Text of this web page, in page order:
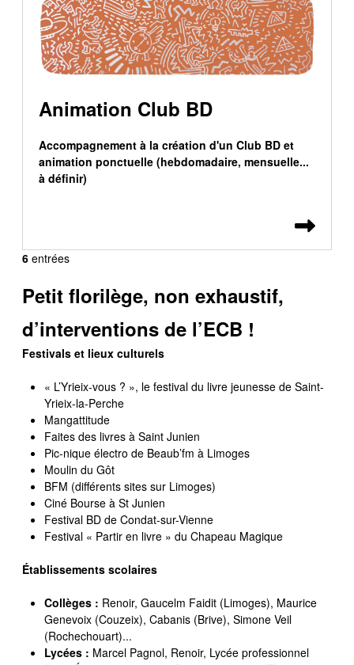
Animation Club BD
Accompagnement à la création d'un Club BD et
animation ponctuelle (hebdomadaire, mensuelle...
à définir)
Lire
6 entrées
Petit florilège, non exhaustif,
d’interventions de l’ECB !
Festivals et lieux culturels
« L’Yrieix-vous ? », le festival du livre jeunesse de Saint-
Yrieix-la-Perche
Mangattitude
Faites des livres à Saint Junien
Pic-nique électro de Beaub’fm à Limoges
Moulin du Gôt
BFM (différents sites sur Limoges)
Ciné Bourse à St Junien
Festival BD de Condat-sur-Vienne
Festival « Partir en livre » du Chapeau Magique
Établissements scolaires
Collèges : Renoir, Gaucelm Faidit (Limoges), Maurice
Genevoix (Couzeix), Cabanis (Brive), Simone Veil
(Rochechouart)...
Lycées : Marcel Pagnol, Renoir, Lycée professionnel